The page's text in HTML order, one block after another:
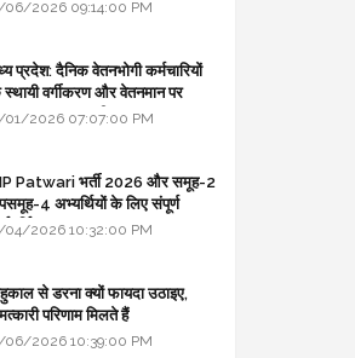
2026 09:14:00 PM
प्रदेश: दैनिक वेतनभोगी कर्मचारियों
वर्गीकरण और वेतनमान पर
का बड़ा स्पष्टीकरण
2026 07:07:00 PM
Patwari भर्ती 2026 और समूह-2
4 अभ्यर्थियों के लिए संपूर्ण
2026 10:32:00 PM
से डरना क्यों फायदा उठाइए,
परिणाम मिलते हैं
2026 10:39:00 PM